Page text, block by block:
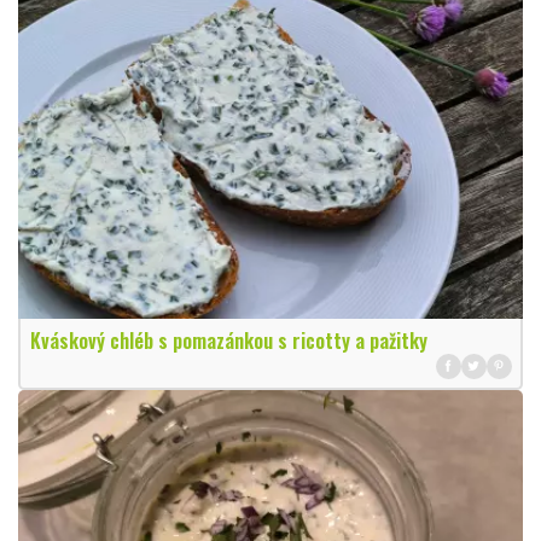
Kváskový chléb s pomazánkou s ricotty a pažitky